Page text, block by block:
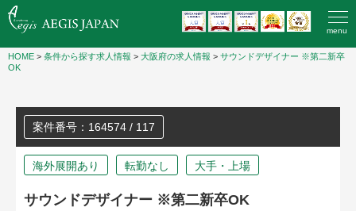
menu
HOME > 条件から探す求人情報 > 大阪府の求人情報 > サウンドデザイナー ※第二新卒
OK
案件番号：164574 / 117
海外展開あり 転勤なし 大手・上場
サウンドデザイナー ※第二新卒OK